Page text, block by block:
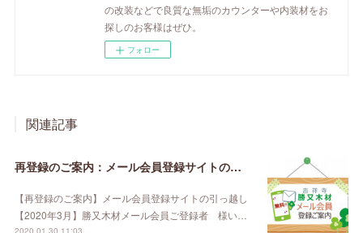
の改装などで良質な無垢のカウンターや内装材をお
探しのお客様はぜひ。
フォロー
関連記事
再登録のご案内：メール会員登録サイトの引っ越し【2020年3月】
【再登録のご案内】メール会員登録サイトの引っ越し
【2020年3月】勝又木材メール会員ご登録者 様い…
2020.01.30 11:03